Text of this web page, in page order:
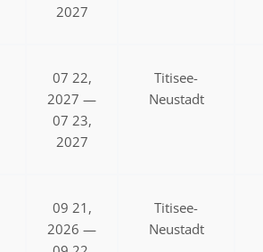
2027
07 22,
2027 —
07 23,
2027
Titisee-
Neustadt
09 21,
2026 —
Titisee-
Neustadt